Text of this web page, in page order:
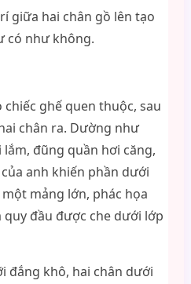
giữa hai chân gồ lên tạo
có như không.
chiếc ghế quen thuộc, sau
chân ra. Dường như
đũng quần hơi căng,
anh khiến phần dưới
mảng lớn, phác họa
quy đầu được che dưới lớp
đắng khô, hai chân dưới